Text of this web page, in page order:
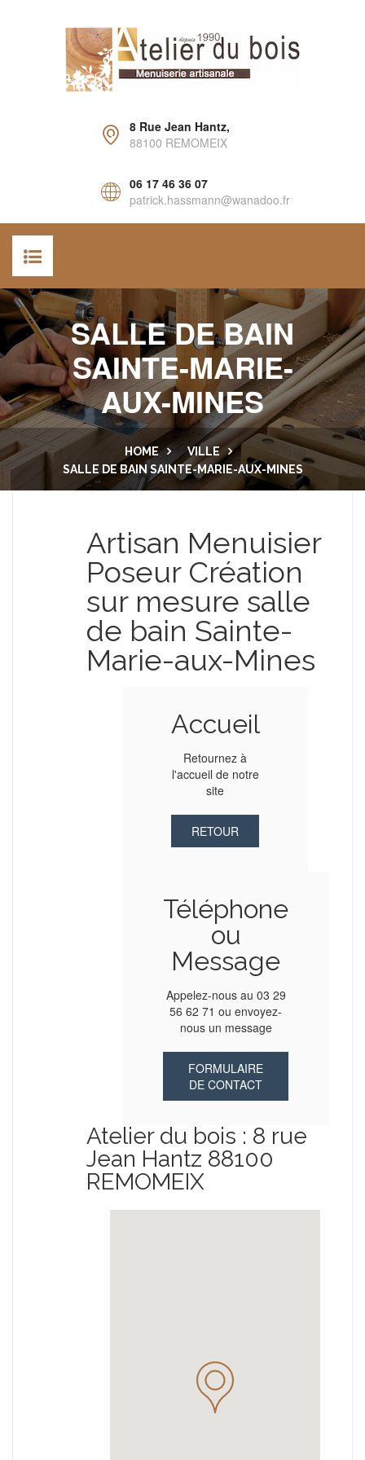
8 Rue Jean Hantz,
88100 REMOMEIX
06 17 46 36 07
patrick.hassmann@wanadoo.fr
ACCUEIL
AGENCEMENT INTÉRIEUR
CUISINE ET SALLE DE BAIN
PORTES
DRESSING
LAMBRIS
MENUISERIE EXTÉRIEURE
BALCON
NOUS CONTACTER
SALLE DE BAIN
SAINTE-MARIE-
AUX-MINES
HOME
VILLE
SALLE DE BAIN SAINTE-MARIE-AUX-MINES
Artisan Menuisier
Poseur Création
sur mesure salle
de bain Sainte-
Marie-aux-Mines
Accueil
Retournez à
l'accueil de notre
site
RETOUR
Téléphone
ou
Message
Appelez-nous au 03 29
56 62 71 ou envoyez-
nous un message
FORMULAIRE
DE CONTACT
Atelier du bois : 8 rue
Jean Hantz 88100
REMOMEIX